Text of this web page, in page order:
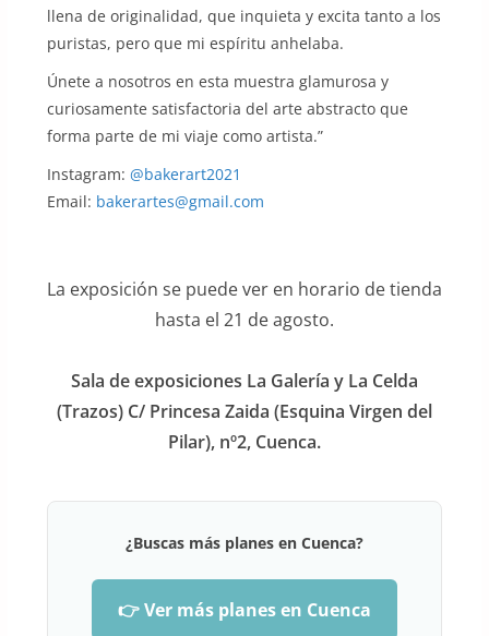
llena de originalidad, que inquieta y excita tanto a los
puristas, pero que mi espíritu anhelaba.
Únete a nosotros en esta muestra glamurosa y
curiosamente satisfactoria del arte abstracto que
forma parte de mi viaje como artista.”
Instagram: @bakerart2021
Email: bakerartes@gmail.com
La exposición se puede ver en horario de tienda
hasta el 21 de agosto.
Sala de exposiciones La Galería y La Celda
(Trazos) C/ Princesa Zaida (Esquina Virgen del
Pilar), nº2, Cuenca.
¿Buscas más planes en Cuenca?
👉 Ver más planes en Cuenca